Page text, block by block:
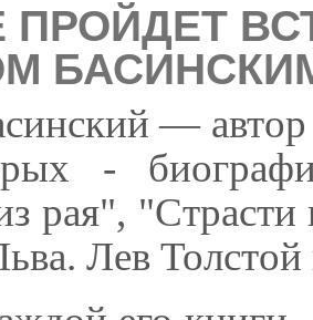
ПРОЙДЕТ
— автор
-
рая",
Лев